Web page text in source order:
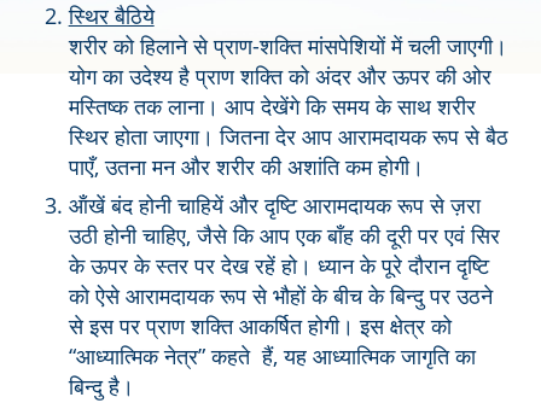
स्थिर बैठिये
शरीर को हिलाने से प्राण-शक्ति मांसपेशियों में चली जाएगी।
योग का उदेश्य है प्राण शक्ति को अंदर और ऊपर की ओर
मस्तिष्क तक लाना। आप देखेंगे कि समय के साथ शरीर
स्थिर होता जाएगा। जितना देर आप आरामदायक रूप से बैठ
पाएँ, उतना मन और शरीर की अशांति कम होगी।
ऑंखें बंद होनी चाहियें और दृष्टि आरामदायक रूप से ज़रा
उठी होनी चाहिए, जैसे कि आप एक बाँह की दूरी पर एवं सिर
के ऊपर के स्तर पर देख रहें हो। ध्यान के पूरे दौरान दृष्टि
को ऐसे आरामदायक रूप से भौहों के बीच के बिन्दु पर उठने
से इस पर प्राण शक्ति आकर्षित होगी। इस क्षेत्र को
“आध्यात्मिक नेत्र” कहते हैं, यह आध्यात्मिक जागृति का
बिन्दु है।